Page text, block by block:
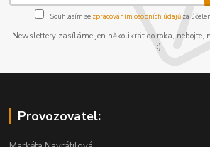
Souhlasím se zpracováním osobních údajůza
Newslettery zasíláme jen několikrát do roka,
:)
Provozovatel:
Markéta Navrátilová